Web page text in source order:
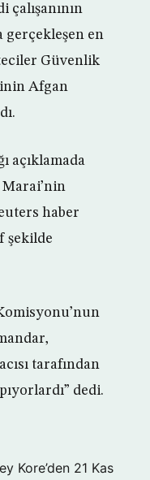
çalışanının
gerçekleşen en
Güvenlik
Afgan
açıklamada
Marai’nin
haber
şekilde
tarafından
dedi.
Kore’den 21 Kas